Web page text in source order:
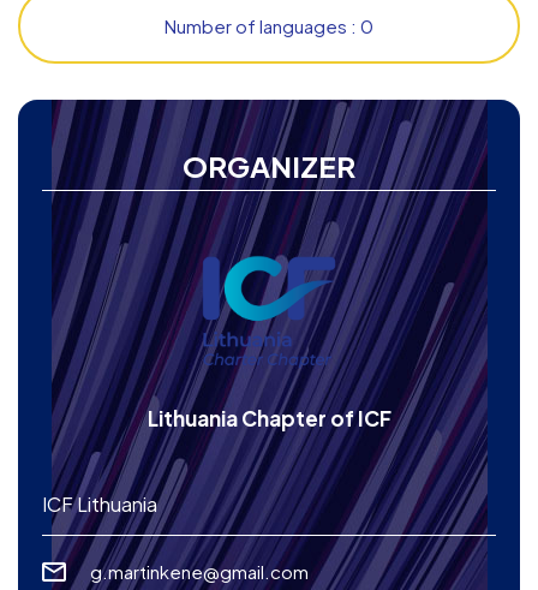
ORGANIZER
Lithuania Chapter of ICF
ICF Lithuania
g.martinkene@gmail.com
Number of languages : 0